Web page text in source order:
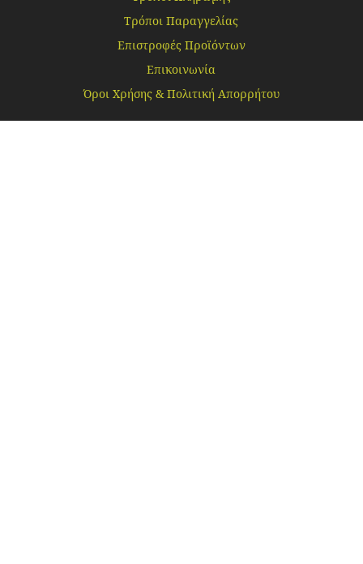
Τρόποι Παραγγελίας
Επιστροφές Προϊόντων
Επικοινωνία
Όροι Χρήσης & Πολιτική Απορρήτου